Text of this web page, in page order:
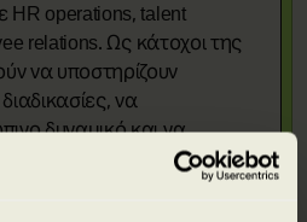
HR operations, talent
relations. Ως κάτοχοι της
να υποστηρίζουν
να
δυναμικό και να
ενός οργανωμένου
περιβάλλοντος.